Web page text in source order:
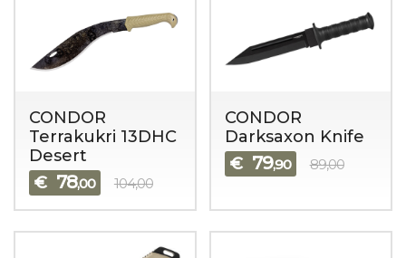
CONDOR
Terrakukri 13DHC
Desert
€ 78,00 104,00
CONDOR
Darksaxon Knife
€ 79,90 89,00